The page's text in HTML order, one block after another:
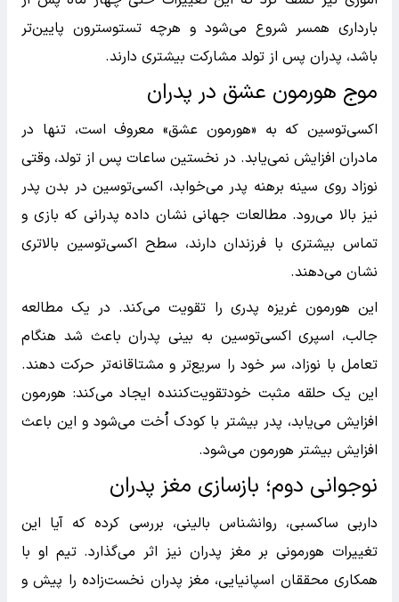
بارداری همسر شروع می‌شود و هرچه تستوسترون پایین‌تر
باشد، پدران پس از تولد مشارکت بیشتری دارند.
موج هورمون عشق در پدران
اکسی‌توسین که به «هورمون عشق» معروف است، تنها در
مادران افزایش نمی‌یابد. در نخستین ساعات پس از تولد، وقتی
نوزاد روی سینه برهنه پدر می‌خوابد، اکسی‌توسین در بدن پدر
نیز بالا می‌رود. مطالعات جهانی نشان داده پدرانی که بازی و
تماس بیشتری با فرزندان دارند، سطح اکسی‌توسین بالاتری
نشان می‌دهند.
این هورمون غریزه پدری را تقویت می‌کند. در یک مطالعه
جالب، اسپری اکسی‌توسین به بینی پدران باعث شد هنگام
تعامل با نوزاد، سر خود را سریع‌تر و مشتاقانه‌تر حرکت دهند.
این یک حلقه مثبت خودتقویت‌کننده ایجاد می‌کند: هورمون
افزایش می‌یابد، پدر بیشتر با کودک اُخت می‌شود و این باعث
افزایش بیشتر هورمون می‌شود.
نوجوانی دوم؛ بازسازی مغز پدران
داربی ساکسبی، روانشناس بالینی، بررسی کرده که آیا این
تغییرات هورمونی بر مغز پدران نیز اثر می‌گذارد. تیم او با
همکاری محققان اسپانیایی، مغز پدران نخست‌زاده را پیش و